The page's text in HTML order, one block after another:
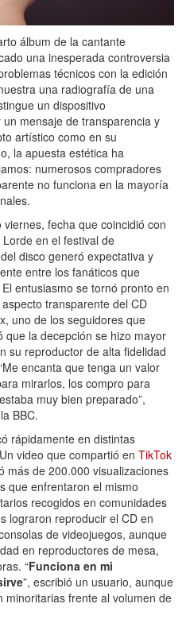
álbum de la cantante
una inesperada controversia
técnicos con la edición
una radiografía de una
un dispositivo
mensaje de transparencia y
artístico como en su
la apuesta estética ha
numerosos compradores
no funciona en la mayoría
fecha que coincidió con
en el festival de
disco generó expectativa y
entre los fanáticos que
entusiasmo se tornó pronto en
transparente del CD
uno de los seguidores que
que la decepción se hizo mayor
su reproductor de alta fidelidad
encanta que tenga un valor
mirarlos, los compro para
muy bien preparado”,
BBC.
rápidamente en distintas
video que compartió en TikTok
más de 200.000 visualizaciones
que enfrentaron el mismo
recogidos en comunidades
lograron reproducir el CD en
de videojuegos, aunque
en reproductores de mesa,
“Funciona en mi
”, escribió un usuario, aunque
frente al volumen de